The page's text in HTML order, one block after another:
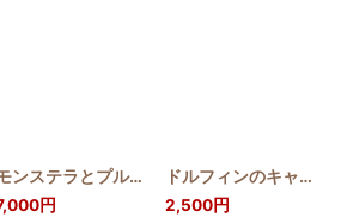
]
モンステラとプルメリアのメッセンジャーバッグ
円
ドルフィンのキャラメルポーチ 薄型
2,500円